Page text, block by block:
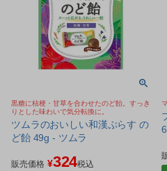
黒糖に桔梗・甘草を合わせたのど飴。すっき
りとした味わいで気分転換に。
ツムラのおいしい和漢ぷらす の
ど飴 49g - ツムラ
販売価格 ¥324税込